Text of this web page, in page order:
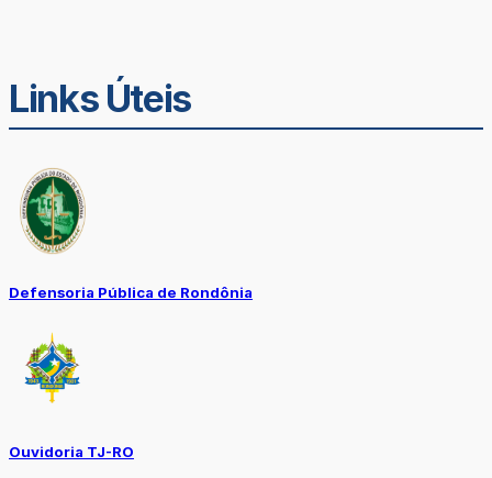
Links Úteis
Defensoria Pública de Rondônia
Ouvidoria TJ-RO